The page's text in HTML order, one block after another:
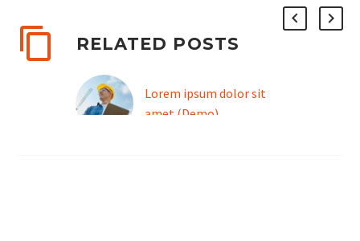
RELATED POSTS
Lorem ipsum dolor sit
amet (Demo)